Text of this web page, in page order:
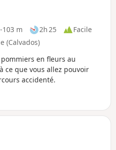
-103 m 2h 25
Facile
(Calvados)
en fleurs au
ce que vous allez pouvoir
accidenté.